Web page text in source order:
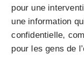
pour une
une information
confidentielle,
pour les gens de